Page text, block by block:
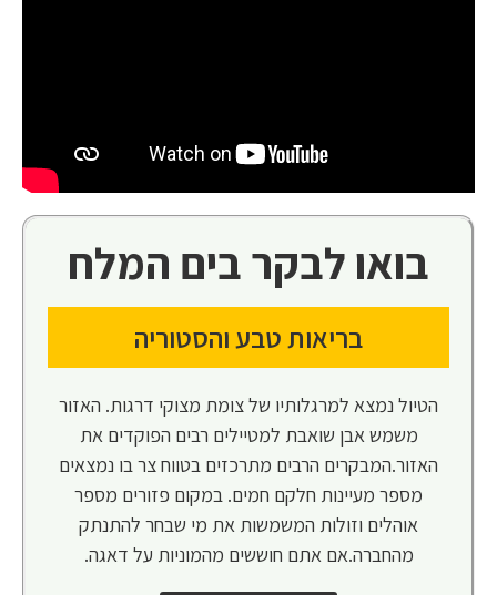
בואו לבקר בים המלח
בריאות טבע והסטוריה
הטיול נמצא למרגלותיו של צומת מצוקי דרגות. האזור
משמש אבן שואבת למטיילים רבים הפוקדים את
האזור.המבקרים הרבים מתרכזים בטווח צר בו נמצאים
מספר מעיינות חלקם חמים. במקום פזורים מספר
אוהלים וזולות המשמשות את מי שבחר להתנתק
מהחברה.אם אתם חוששים מהמוניות על דאגה.